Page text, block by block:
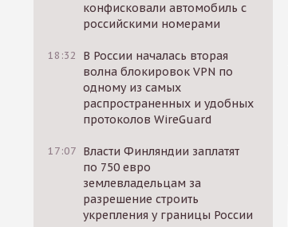
конфисковали автомобиль с
российскими номерами
18:32
В России началась вторая
волна блокировок VPN по
одному из самых
распространенных и удобных
протоколов WireGuard
17:07 Власти Финляндии заплатят
по 750 евро
землевладельцам за
разрешение строить
укрепления у границы России